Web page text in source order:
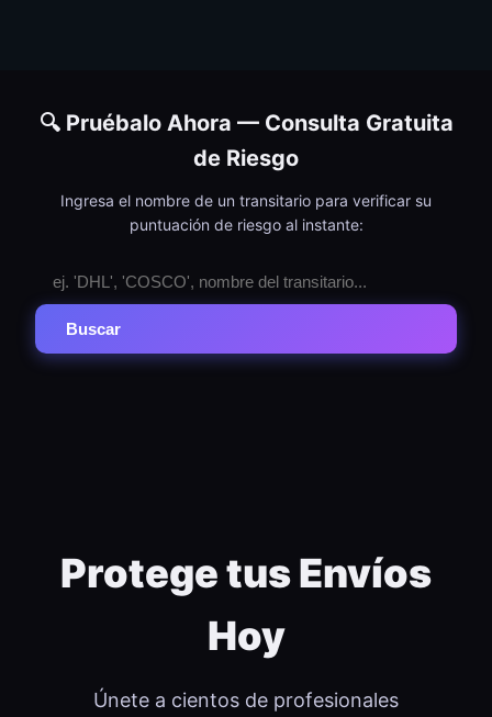
🔍 Pruébalo Ahora — Consulta Gratuita
de Riesgo
Ingresa el nombre de un transitario para verificar su
puntuación de riesgo al instante:
Buscar
Protege tus Envíos
Hoy
Únete a cientos de profesionales